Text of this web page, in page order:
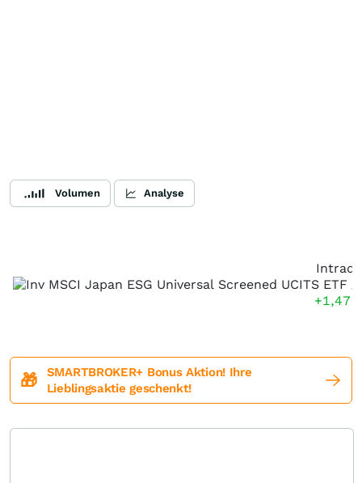
Volumen Analyse
+1,47
🎁
SMARTBROKER+ Bonus Aktion! Ihre
Lieblingsaktie geschenkt!